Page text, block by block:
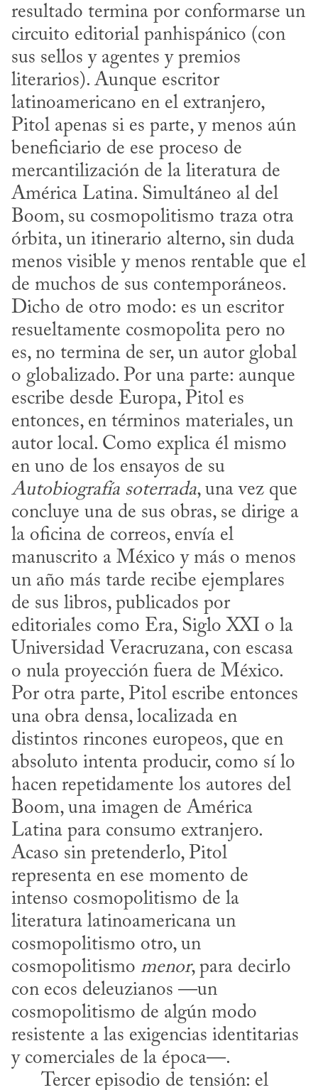
resultado termina por conformarse un
circuito editorial panhispánico (con
sus sellos y agentes y premios
literarios). Aunque escritor
latinoamericano en el extranjero,
Pitol apenas si es parte, y menos aún
beneficiario de ese proceso de
mercantilización de la literatura de
América Latina. Simultáneo al del
Boom, su cosmopolitismo traza otra
órbita, un itinerario alterno, sin duda
menos visible y menos rentable que el
de muchos de sus contemporáneos.
Dicho de otro modo: es un escritor
resueltamente cosmopolita pero no
es, no termina de ser, un autor global
o globalizado. Por una parte: aunque
escribe desde Europa, Pitol es
entonces, en términos materiales, un
autor local. Como explica él mismo
Autobiografía soterrada, una vez que
concluye una de sus obras, se dirige a
la oficina de correos, envía el
manuscrito a México y más o menos
un año más tarde recibe ejemplares
de sus libros, publicados por
editoriales como Era, Siglo XXI o la
Universidad Veracruzana, con escasa
o nula proyección fuera de México.
Por otra parte, Pitol escribe entonces
una obra densa, localizada en
distintos rincones europeos, que en
absoluto intenta producir, como sí lo
hacen repetidamente los autores del
Boom, una imagen de América
Latina para consumo extranjero.
Acaso sin pretenderlo, Pitol
representa en ese momento de
intenso cosmopolitismo de la
literatura latinoamericana un
cosmopolitismo otro, un
cosmopolitismo menor, para decirlo
con ecos deleuzianos —un
cosmopolitismo de algún modo
resistente a las exigencias identitarias
y comerciales de la época—.